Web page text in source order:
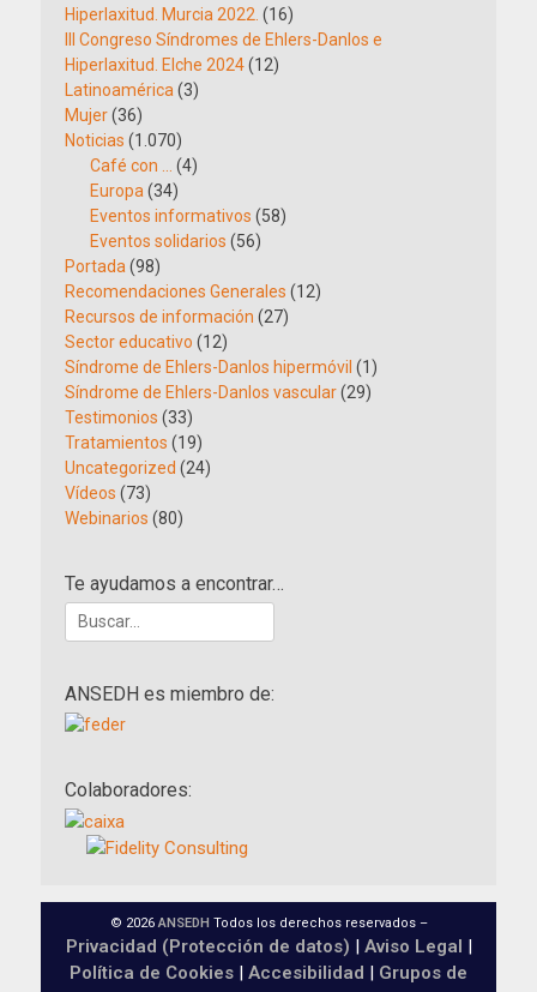
Hiperlaxitud. Murcia 2022. (16)
III Congreso Síndromes de Ehlers-Danlos e
Hiperlaxitud. Elche 2024(12)
Latinoamérica (3)
Mujer(36)
Noticias (1.070)
Café con …
(4)
Europa (34)
Eventos informativos (58)
Eventos solidarios (56)
Portada (98)
Recomendaciones Generales (12)
Recursos de información (27)
Sector educativo (12)
Síndrome de Ehlers-Danlos hipermóvil (1)
Síndrome de Ehlers-Danlos vascular(29)
Testimonios (33)
Tratamientos (19)
Uncategorized (24)
Vídeos (73)
Webinarios (80)
Te ayudamos a encontrar…
Buscar:
ANSEDH es miembro de:
Colaboradores:
© 2026ANSEDH Todos los derechos reservados –
Privacidad (Protección de datos) | Aviso Legal |
Política de Cookies | Accesibilidad | Grupos de